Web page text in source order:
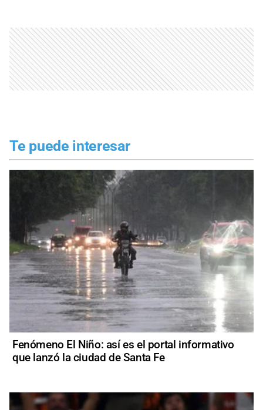
Te puede interesar
Fenómeno El Niño: así es el portal informativo
que lanzó la ciudad de Santa Fe